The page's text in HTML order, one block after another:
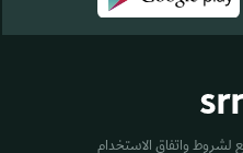
واتفاق الاستخدام